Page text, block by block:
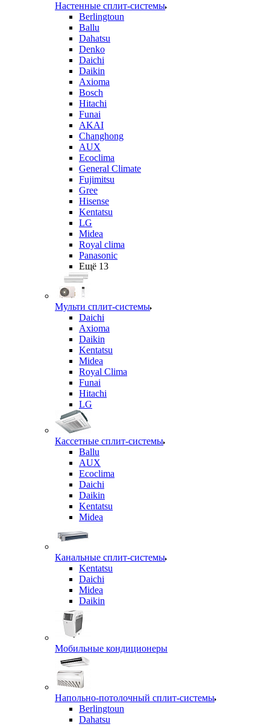
Настенные сплит-системы
Berlingtoun
Ballu
Dahatsu
Denko
Daichi
Daikin
Axioma
Bosch
Hitachi
Funai
AKAI
Changhong
AUX
Ecoclima
General Climate
Fujimitsu
Gree
Hisense
Kentatsu
LG
Midea
Royal clima
Panasonic
Ещё 13
Мульти сплит-системы
Daichi
Axioma
Daikin
Kentatsu
Midea
Royal Clima
Funai
Hitachi
LG
Кассетные сплит-системы
Ballu
AUX
Ecoclima
Daichi
Daikin
Kentatsu
Midea
Канальные сплит-системы
Kentatsu
Daichi
Midea
Daikin
Мобильные кондиционеры
Напольно-потолочный сплит-системы
Berlingtoun
Dahatsu